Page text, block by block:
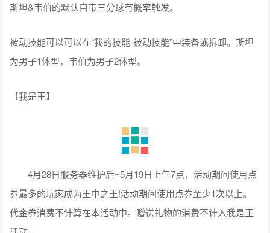
斯坦&韦伯的默认自带三分球有概率触发。
被动技能可以可以在“我的技能-被动技能”中装备或拆卸。斯坦
为男子1体型，韦伯为男子2体型。
【我是王】
4月28日服务器维护后~5月19日上午7点，活动期间使用点
券最多的玩家成为王中之王!活动期间使用点券至少1次以上。
代金券消费不计算在本活动中。赠送礼物的消费不计入我是王